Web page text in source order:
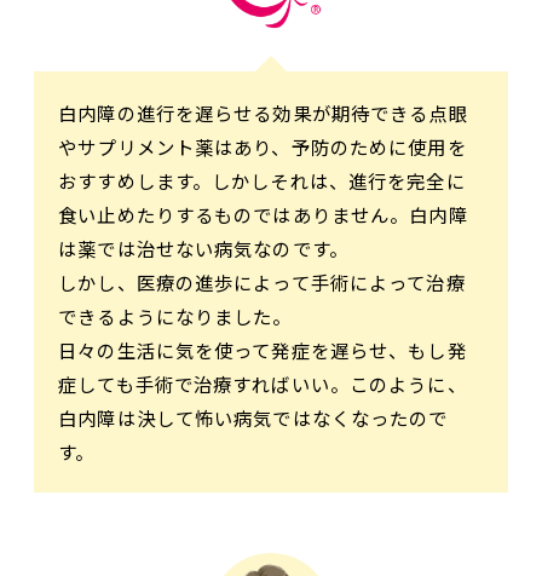
白内障の進行を遅らせる効果が期待できる点眼
やサプリメント薬はあり、予防のために使用を
おすすめします。しかしそれは、進行を完全に
食い止めたりするものではありません。白内障
は薬では治せない病気なのです。
しかし、医療の進歩によって手術によって治療
できるようになりました。
日々の生活に気を使って発症を遅らせ、もし発
症しても手術で治療すればいい。このように、
白内障は決して怖い病気ではなくなったので
す。